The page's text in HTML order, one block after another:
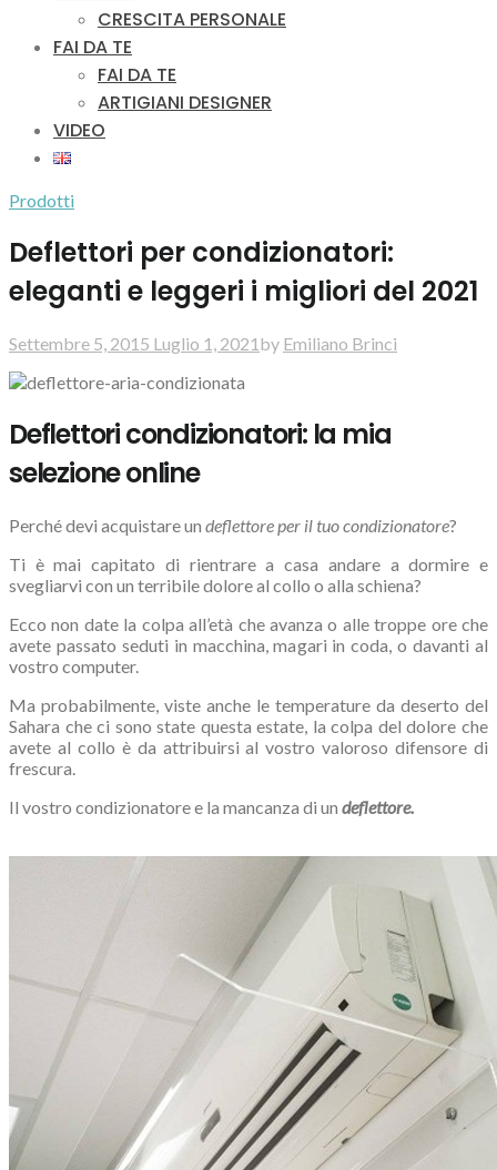
CRESCITA PERSONALE
FAI DA TE
FAI DA TE
ARTIGIANI DESIGNER
VIDEO
Prodotti
Deflettori per condizionatori:
eleganti e leggeri i migliori del 2021
Settembre 5, 2015 Luglio 1, 2021 by Emiliano Brinci
Deflettori condizionatori: la mia
selezione online
Perché devi acquistare un deflettore per il tuo condizionatore?
Ti è mai capitato di rientrare a casa andare a dormire e
svegliarvi con un terribile dolore al collo o alla schiena?
Ecco non date la colpa all’età che avanza o alle troppe ore che
avete passato seduti in macchina, magari in coda, o davanti al
vostro computer.
Ma probabilmente, viste anche le temperature da deserto del
Sahara che ci sono state questa estate, la colpa del dolore che
avete al collo è da attribuirsi al vostro valoroso difensore di
frescura.
Il vostro condizionatore e la mancanza di un deflettore.